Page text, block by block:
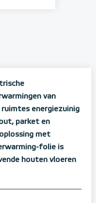
van
energiezuinig
parket en
met
folie is
houten vloeren